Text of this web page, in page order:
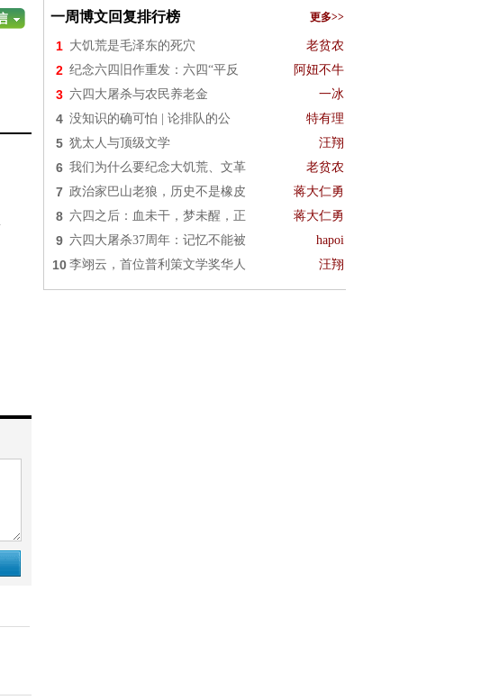
一周博文回复排行榜 更多>>
1 大饥荒是毛泽东的死穴 老贫农
2 纪念六四旧作重发：六四“平反 阿妞不牛
3 六四大屠杀与农民养老金 一冰
4 没知识的确可怕 | 论排队的公 特有理
5 犹太人与顶级文学 汪翔
6 我们为什么要纪念大饥荒、文革 老贫农
7 政治家巴山老狼，历史不是橡皮 蒋大仁勇
8 六四之后：血未干，梦未醒，正 蒋大仁勇
9 六四大屠杀37周年：记忆不能被 hapoi
10 李翊云，首位普利策文学奖华人 汪翔